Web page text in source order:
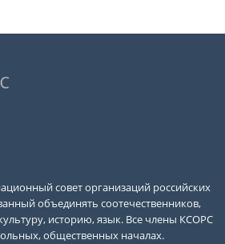
совет организаций российских
объединять соотечественников,
историю, язык. Все члены КСОРС
общественных началах.